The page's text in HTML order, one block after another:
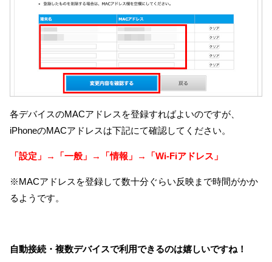
各デバイスのMACアドレスを登録すればよいのですが、
iPhoneのMACアドレスは下記にて確認してください。
「設定」→「一般」→「情報」→「Wi-Fiアドレス」
※MACアドレスを登録して数十分ぐらい反映まで時間がかか
るようです。
自動接続・複数デバイスで利用できるのは嬉しいですね！